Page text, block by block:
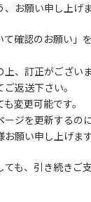
お願い申し上げま
確認のお願い」
上、訂正がござい
返送下さい。
変更可能です。
ージを更新するの
願い申し上げます
も、引き続きご